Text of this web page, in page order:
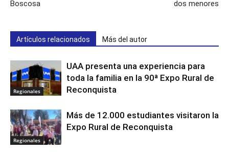
Boscosa
dos menores
Artículos relacionados Más del autor
Regionales
UAA presenta una experiencia para
toda la familia en la 90ª Expo Rural de
Reconquista
Regionales
Más de 12.000 estudiantes visitaron la
Expo Rural de Reconquista